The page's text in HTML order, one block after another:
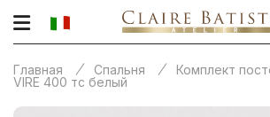
Главная Спальня
Комплект
VIRE 400 тс белый